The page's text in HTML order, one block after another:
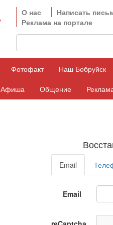
О нас
Написать
Реклама на портале
Фотофакт
Наш Бобруйск
Афиша Общение
Email
Email